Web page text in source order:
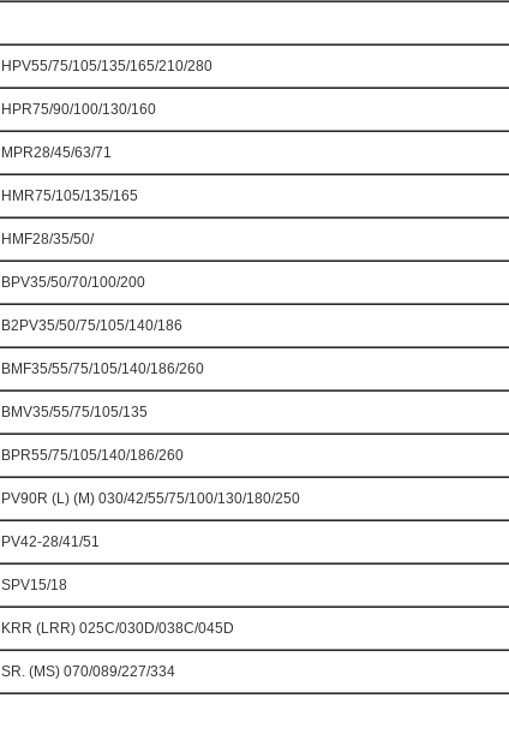
HPV55/75/105/135/165/210/280
HPR75/90/100/130/160
MPR28/45/63/71
HMR75/105/135/165
HMF28/35/50/
BPV35/50/70/100/200
B2PV35/50/75/105/140/186
BMF35/55/75/105/140/186/260
BMV35/55/75/105/135
BPR55/75/105/140/186/260
PV90R (L) (M) 030/42/55/75/100/130/180/250
PV42-28/41/51
SPV15/18
KRR (LRR) 025C/030D/038C/045D
SR. (MS) 070/089/227/334